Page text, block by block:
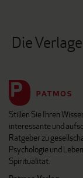
Die
Stillen Sie Ihren
interessante und
Ratgeber zu
Psychologie und
Spiritualität.